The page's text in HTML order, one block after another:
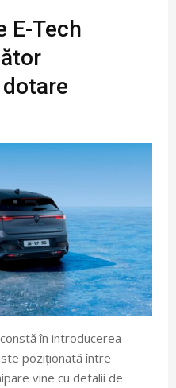
E-Tech
în introducerea
poziționată între
vine cu detalii de